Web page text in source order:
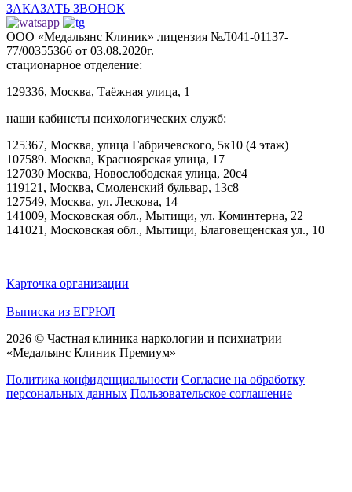
ЗАКАЗАТЬ ЗВОНОК
ООО «Медальянс Клиник» лицензия №Л041-01137-
77/00355366 от 03.08.2020г.
стационарное отделение:
129336, Москва, Таёжная улица, 1
наши кабинеты психологических служб:
125367, Москва, улица Габричевского, 5к10 (4 этаж)
107589. Москва, Красноярская улица, 17
127030 Москва, Новослободская улица, 20с4
119121, Москва, Смоленский бульвар, 13с8
127549, Москва, ул. Лескова, 14
141009, Московская обл., Мытищи, ул. Коминтерна, 22
141021, Московская обл., Мытищи, Благовещенская ул., 10
Карточка организации
Выписка из ЕГРЮЛ
2026 © Частная клиника наркологии и психиатрии
«Медальянс Клиник Премиум»
Политика конфиденциальности Согласие на обработку
персональных данных Пользовательское соглашение